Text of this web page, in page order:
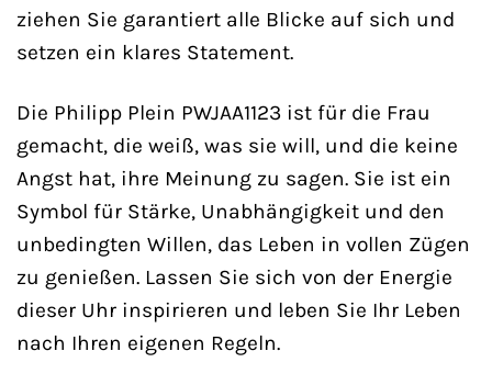
ziehen Sie garantiert alle Blicke auf sich und
setzen ein klares Statement.
Die Philipp Plein PWJAA1123 ist für die Frau
gemacht, die weiß, was sie will, und die keine
Angst hat, ihre Meinung zu sagen. Sie ist ein
Symbol für Stärke, Unabhängigkeit und den
unbedingten Willen, das Leben in vollen Zügen
zu genießen. Lassen Sie sich von der Energie
dieser Uhr inspirieren und leben Sie Ihr Leben
nach Ihren eigenen Regeln.